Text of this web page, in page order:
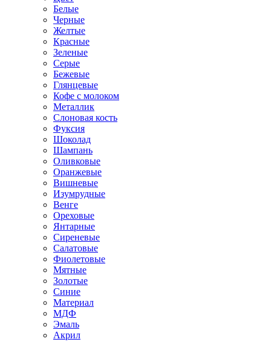
Белые
Черные
Желтые
Красные
Зеленые
Серые
Бежевые
Глянцевые
Кофе с молоком
Металлик
Слоновая кость
Фуксия
Шоколад
Шампань
Оливковые
Оранжевые
Вишневые
Изумрудные
Венге
Ореховые
Янтарные
Сиреневые
Салатовые
Фиолетовые
Мятные
Золотые
Синие
Материал
МДФ
Эмаль
Акрил